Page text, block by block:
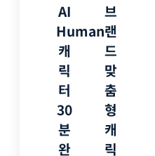
AI
Human
캐
릭
터
30
분
완
브
랜
드
맞
춤
형
캐
릭